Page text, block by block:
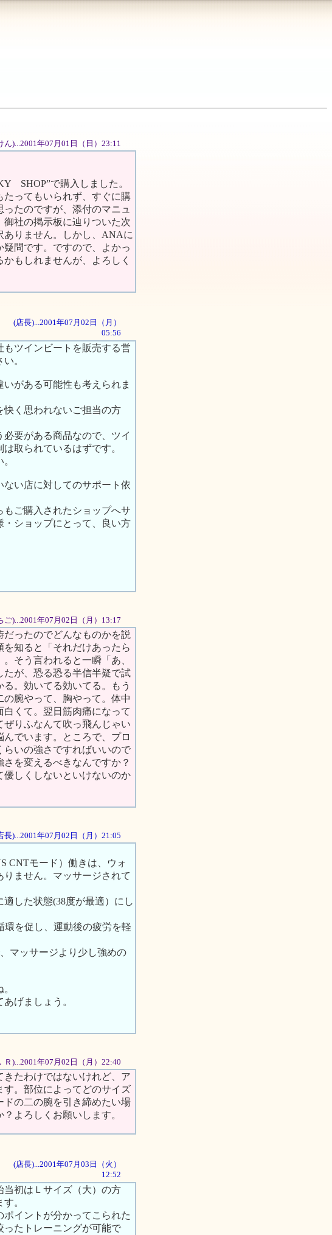
ん)...2001年07月01日（日）23:11
SHOP”で購入しました。
ってもいられず、すぐに購
たのですが、添付のマニュ
社の掲示板に辿りついた次
ありません。しかし、ANAに
問です。ですので、よかっ
もしれませんが、よろしく
(店長)...2001年07月02日（月）
05:56
ツインビートを販売する営
。
がある可能性も考えられま
快く思われないご担当の方
要がある商品なので、ツイ
取られているはずです。
い店に対してのサポート依
ご購入されたショップへサ
ショップにとって、良い方
ご)...2001年07月02日（月）13:17
ったのでどんなものかを説
知ると「それだけあったら
そう言われると一瞬「あ、
が、恐る恐る半信半疑で試
。効いてる効いてる。もう
腕やって、胸やって。体中
くて。翌日筋肉痛になって
りふなんて吹っ飛んじゃい
でいます。ところで、プロ
いの強さですればいいので
を変えるべきなんですか？
しくしないといけないのか
長)...2001年07月02日（月）21:05
CNTモード）働きは、ウォ
ません。マッサージされて
した状態(38度が最適）にし
環を促し、運動後の疲労を軽
マッサージより少し強めの
げましょう。
Ｒ)...2001年07月02日（月）22:40
たわけではないけれど、ア
す。部位によってどのサイズ
の二の腕を引き締めたい場
よろしくお願いします。
(店長)...2001年07月03日（火）
12:52
当初はＬサイズ（大）の方
。
イントが分かってこられた
ったトレーニングが可能で